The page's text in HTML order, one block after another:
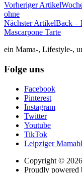
Vorheriger Artikel
ohne
Nächster ArtikelBack –
Mascarpone Tarte
ein Mama-, Lifestyle-,
Folge uns
Facebook
Pinterest
Instagram
Twitter
Youtube
TikTok
Leipziger
Copyright © 2026
Proudly powered